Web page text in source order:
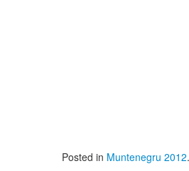
Posted in Muntenegru 2012.